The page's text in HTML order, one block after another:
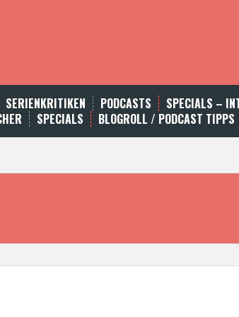
SERIENKRITIKEN PODCASTS SPECIALS –
SPECIALS BLOGROLL / PODCAST TIPPS